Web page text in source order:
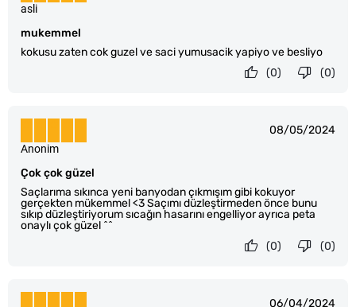
mukemmel
kokusu zaten cok guzel ve saci yumusacik yapiyo ve besliyo
asli
(0)
(0)
08/05/2024
Çok çok güzel
Saçlarıma sıkınca yeni banyodan çıkmışım gibi kokuyor
gerçekten mükemmel <3 Saçımı düzleştirmeden önce bunu
sıkıp düzleştiriyorum sıcağın hasarını engelliyor ayrıca peta
onaylı çok güzel ^^
Anonim
(0)
(0)
06/04/2024